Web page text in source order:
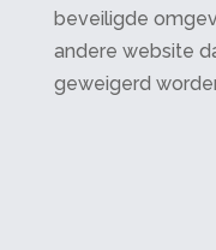
beveiligde
andere website
geweigerd